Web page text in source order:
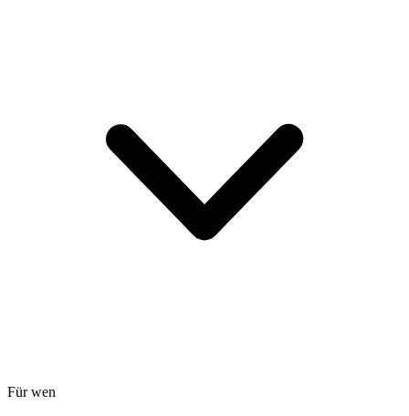
Für wen